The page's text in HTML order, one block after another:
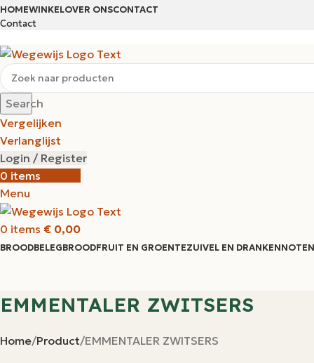
HOMEWINKELOVER ONSCONTACT
Contact
Search
Vergelijken
Verlanglijst
Login / Register
0 items
Menu
0 items € 0,00
BROODBELEGBROODFRUIT EN GROENTEZUIVEL EN DRANKEN
EMMENTALER ZWITSERS
Home Product EMMENTALER ZWITSERS